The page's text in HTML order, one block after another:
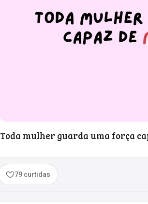
Toda mulher guarda uma força
79 curtidas